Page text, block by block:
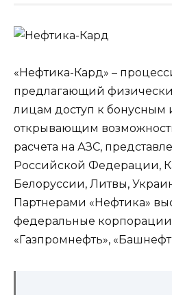
«Нефтика-Кард» –
предлагающий
лицам доступ к бонусным
открывающим
расчета на АЗС,
Российской Федерации,
Белоруссии, Литвы,
Партнерами «Нефтика»
федеральные
«Газпромнефть»,